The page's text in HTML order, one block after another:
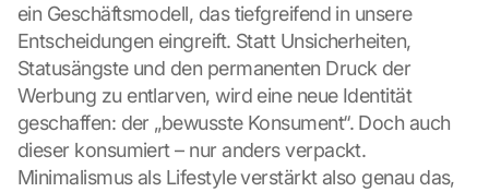
ein Geschäftsmodell, das tiefgreifend in unsere
Entscheidungen eingreift. Statt Unsicherheiten,
Statusängste und den permanenten Druck der
Werbung zu entlarven, wird eine neue Identität
geschaffen: der „bewusste Konsument“. Doch auch
dieser konsumiert – nur anders verpackt.
Minimalismus als Lifestyle verstärkt also genau das,